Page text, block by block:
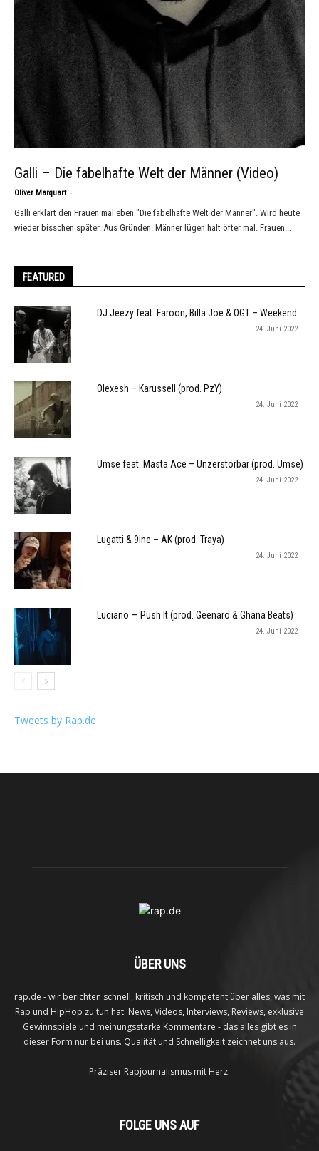
Galli – Die fabelhafte Welt der Männer (Video)
Oliver Marquart -
Galli erklärt den Frauen mal eben "Die fabelhafte Welt der Männer". Wird heute
wieder bisschen später. Aus Gründen. Männer lügen halt öfter mal. Frauen...
FEATURED
DJ Jeezy feat. Faroon, Billa Joe & OGT – Weekend
24. Juni 2022
Olexesh – Karussell (prod. PzY)
24. Juni 2022
Umse feat. Masta Ace – Unzerstörbar (prod. Umse)
24. Juni 2022
Lugatti & 9ine – AK (prod. Traya)
24. Juni 2022
Luciano — Push It (prod. Geenaro & Ghana Beats)
24. Juni 2022
Tweets by Rap.de
ÜBER UNS
rap.de - wir berichten schnell, kritisch und kompetent über alles, was mit
Rap und HipHop zu tun hat. News, Videos, Interviews, Reviews, exklusive
Gewinnspiele und meinungsstarke Kommentare - das alles gibt es in
dieser Form nur bei uns. Qualität und Schnelligkeit zeichnet uns aus.
Präziser Rapjournalismus mit Herz.
FOLGE UNS AUF